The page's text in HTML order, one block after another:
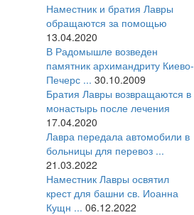
Наместник и братия Лавры
обращаются за помощью
13.04.2020
В Радомышле возведен
памятник архимандриту Киево-
Печерс ... 30.10.2009
Братия Лавры возвращаются в
монастырь после лечения
17.04.2020
Лавра передала автомобили в
больницы для перевоз ...
21.03.2022
Наместник Лавры освятил
крест для башни св. Иоанна
Кущн ... 06.12.2022